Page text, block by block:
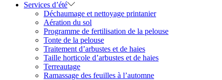
Services d’été
Déchaumage et nettoyage printanier
Aération du sol
Programme de fertilisation de la pelouse
Tonte de la pelouse
Traitement d’arbustes et de haies
Taille horticole d’arbustes et de haies
Terreautage
Ramassage des feuilles à l’automne